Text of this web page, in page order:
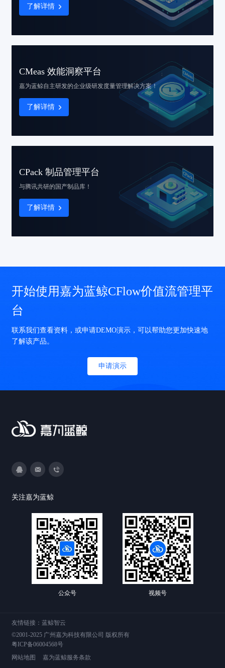
了解详情
CMeas 效能洞察平台
嘉为蓝鲸自主研发的企业级研发度量管理解决方案！
了解详情
CPack 制品管理平台
与腾讯共研的国产制品库！
了解详情
开始使用嘉为蓝鲸CFlow价值流管理平
台
联系我们查看资料，或申请DEMO演示，可以帮助您更加快速地
了解该产品。
申请演示
关注嘉为蓝鲸
公众号 视频号
友情链接：蓝鲸智云
©2001-2025 广州嘉为科技有限公司 版权所有
粤ICP备06004568号
网站地图
嘉为蓝鲸服务条款